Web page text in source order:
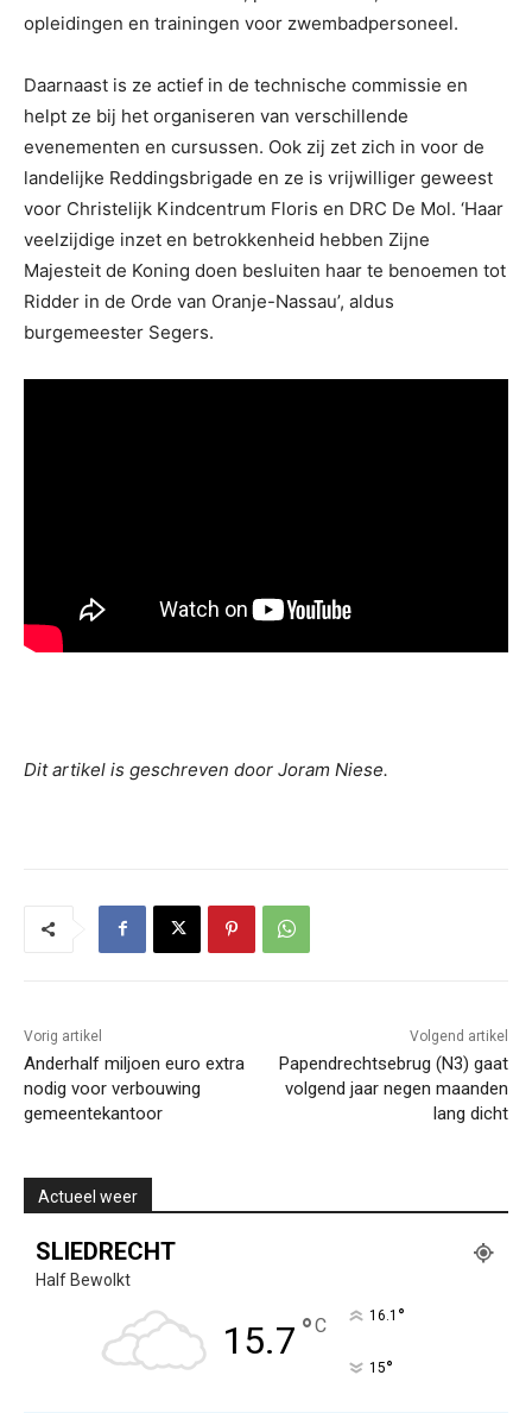
opleidingen en trainingen voor zwembadpersoneel.
Daarnaast is ze actief in de technische commissie en
helpt ze bij het organiseren van verschillende
evenementen en cursussen. Ook zij zet zich in voor de
landelijke Reddingsbrigade en ze is vrijwilliger geweest
voor Christelijk Kindcentrum Floris en DRC De Mol. ‘Haar
veelzijdige inzet en betrokkenheid hebben Zijne
Majesteit de Koning doen besluiten haar te benoemen tot
Ridder in de Orde van Oranje-Nassau’, aldus
burgemeester Segers.
Dit artikel is geschreven door Joram Niese.
Vorig artikel
Anderhalf miljoen euro extra
nodig voor verbouwing
gemeentekantoor
Volgend artikel
Papendrechtsebrug (N3) gaat
volgend jaar negen maanden
lang dicht
Actueel weer
SLIEDRECHT
Half Bewolkt
15.7 °C 16.1 °
15°